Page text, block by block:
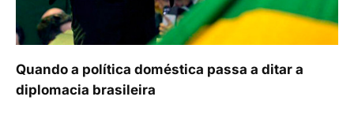
Quando a política doméstica passa a ditar a
diplomacia brasileira